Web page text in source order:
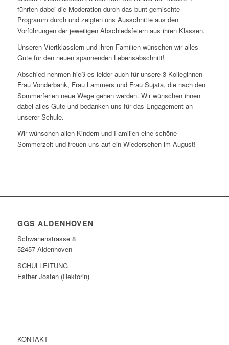
führten dabei die Moderation durch das bunt gemischte
Programm durch und zeigten uns Ausschnitte aus den
Vorführungen der jeweiligen Abschiedsfeiern aus ihren Klassen.
Unseren Viertklässlern und ihren Familien wünschen wir alles
Gute für den neuen spannenden Lebensabschnitt!
Abschied nehmen hieß es leider auch für unsere 3 Kolleginnen
Frau Vonderbank, Frau Lammers und Frau Sujata, die nach den
Sommerferien neue Wege gehen werden. Wir wünschen ihnen
dabei alles Gute und bedanken uns für das Engagement an
unserer Schule.
Wir wünschen allen Kindern und Familien eine schöne
Sommerzeit und freuen uns auf ein Wiedersehen im August!
GGS ALDENHOVEN
Schwanenstrasse 8
52457 Aldenhoven
SCHULLEITUNG
Esther Josten (Rektorin)
KONTAKT